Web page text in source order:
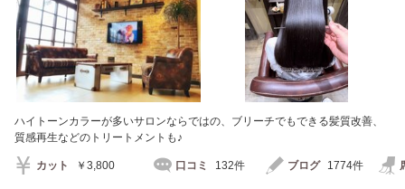
ハイトーンカラーが多いサロンならではの、ブリーチでもできる髪質改善、
質感再生などのトリートメントも♪
カット ￥3,800 口コミ 132件 ブログ 1774件